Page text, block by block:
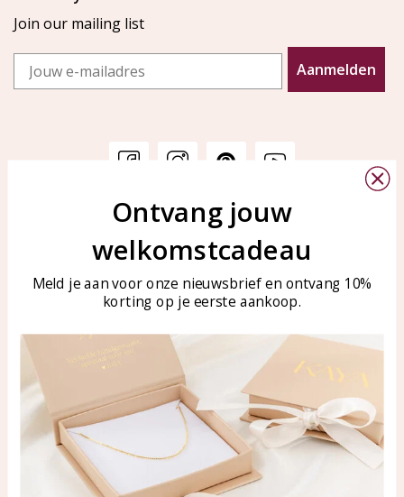
Join our mailing list
Email
Aanmelden
Customer service
Customer service
Care for your jewelry
KAYA Sieraden
Bellen of WhatsApp Ma-Vr
tussen 09:00-17:00
Tel: 0850003187
WhatsApp: 0850003187
klantenservice@kayasierade
Products
All products
New products
KAYA Sieraden
About
test
Ontvang jouw
welkomstcadeau
Meld je aan voor onze nieuwsbrief en ontvang 10%
korting op je eerste aankoop.